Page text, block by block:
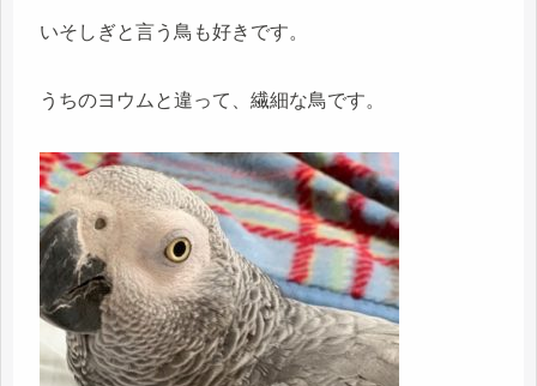
いそしぎと言う鳥も好きです。
うちのヨウムと違って、繊細な鳥です。